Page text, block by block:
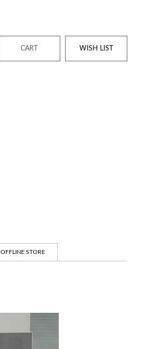
CART WISH LIST
OFFLINE STORE